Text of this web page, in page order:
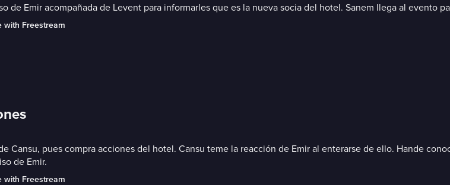
de Emir acompañada de Levent para informarles que es la nueva socia del hotel. Sanem llega al evento
with Freestream
Cansu, pues compra acciones del hotel. Cansu teme la reacción de Emir al enterarse de ello. Hande
de Emir.
with Freestream